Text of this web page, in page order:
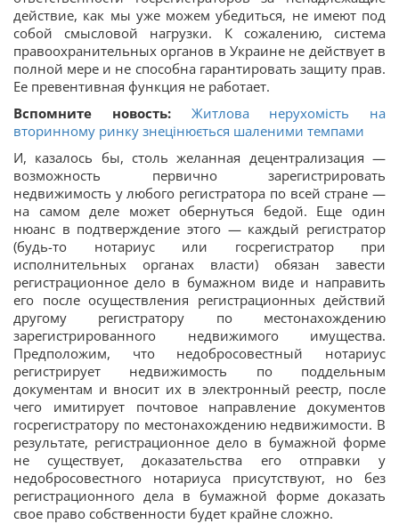
действие, как мы уже можем убедиться, не имеют под
собой смысловой нагрузки. К сожалению, система
правоохранительных органов в Украине не действует в
полной мере и не способна гарантировать защиту прав.
Ее превентивная функция не работает.
Вспомните новость: Житлова нерухомість на
вторинному ринку знецінюється шаленими темпами
И, казалось бы, столь желанная децентрализация —
возможность первично зарегистрировать
недвижимость у любого регистратора по всей стране —
на самом деле может обернуться бедой. Еще один
нюанс в подтверждение этого — каждый регистратор
(будь-то нотариус или госрегистратор при
исполнительных органах власти) обязан завести
регистрационное дело в бумажном виде и направить
его после осуществления регистрационных действий
другому регистратору по местонахождению
зарегистрированного недвижимого имущества.
Предположим, что недобросовестный нотариус
регистрирует недвижимость по поддельным
документам и вносит их в электронный реестр, после
чего имитирует почтовое направление документов
госрегистратору по местонахождению недвижимости. В
результате, регистрационное дело в бумажной форме
не существует, доказательства его отправки у
недобросовестного нотариуса присутствуют, но без
регистрационного дела в бумажной форме доказать
свое право собственности будет крайне сложно.